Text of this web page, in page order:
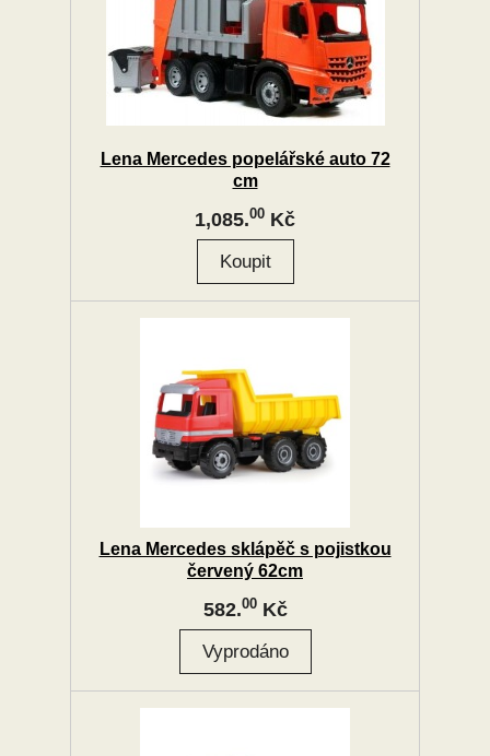
Lena Mercedes popelářské auto 72
cm
1,085.00 Kč
Lena Mercedes sklápěč s pojistkou
červený 62cm
582.00Kč